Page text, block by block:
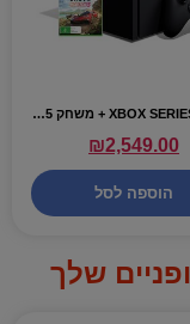
XBOX SERIES X 1TB + משחק FORZA HORIZON 5 – אחריות מייקרוסופט היבואן הרשמי
₪2,549.00
הוספה לסל
שלך